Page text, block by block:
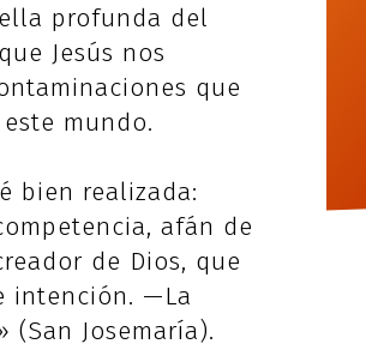
profunda del
Jesús nos
que
mundo.
bien realizada:
afán de
de Dios, que
intención. —La
Josemaría).